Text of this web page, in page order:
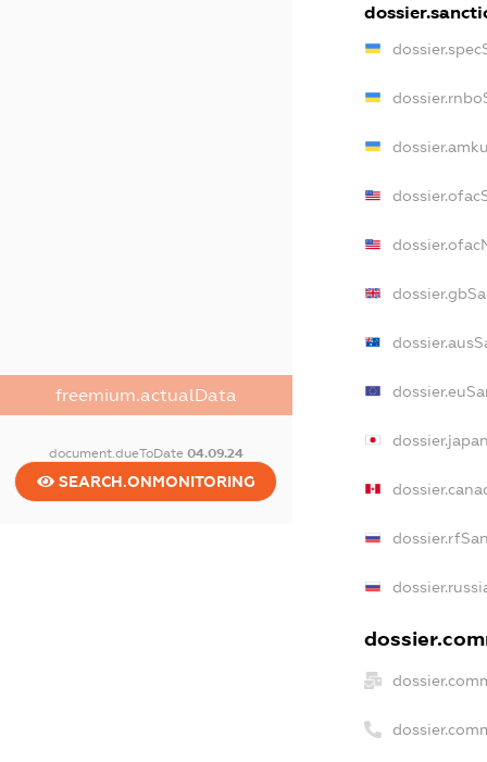
freemium.actualData
document.dueToDate 04.09.24
SEARCH.ONMONITORING